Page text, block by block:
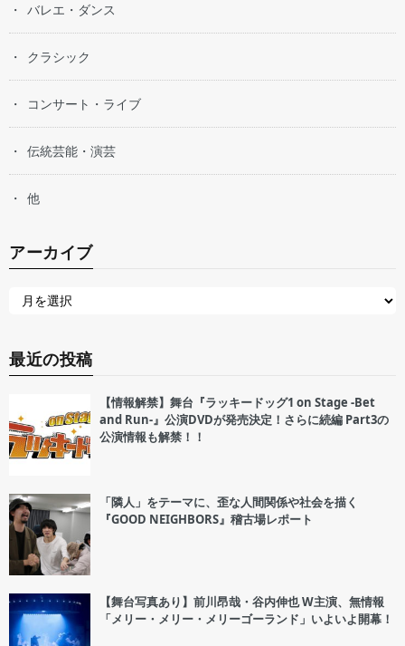
バレエ・ダンス
クラシック
コンサート・ライブ
伝統芸能・演芸
他
アーカイブ
最近の投稿
【情報解禁】舞台『ラッキードッグ1 on Stage -Bet
and Run-』公演DVDが発売決定！さらに続編 Part3の
公演情報も解禁！！
「隣人」をテーマに、歪な人間関係や社会を描く
『GOOD NEIGHBORS』稽古場レポート
【舞台写真あり】前川昂哉・谷内伸也 W主演、無情報
「メリー・メリー・メリーゴーランド」いよいよ開幕！